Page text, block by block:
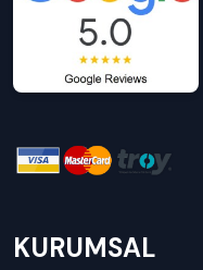
KURUMSAL